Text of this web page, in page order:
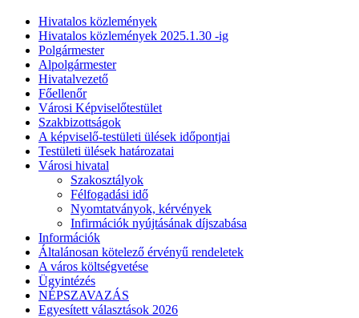
Hivatalos közlemények
Hivatalos közlemények 2025.1.30 -ig
Polgármester
Alpolgármester
Hivatalvezető
Főellenőr
Városi Képviselőtestület
Szakbizottságok
A képviselő-testületi ülések időpontjai
Testületi ülések határozatai
Városi hivatal
Szakosztályok
Félfogadási idő
Nyomtatványok, kérvények
Infirmációk nyújtásának díjszabása
Információk
Általánosan kötelező érvényű rendeletek
A város költségvetése
Ügyintézés
NÉPSZAVAZÁS
Egyesített választások 2026